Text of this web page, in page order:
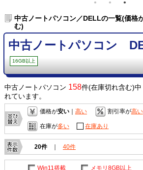
中古ノートパソコン／DELLの一覧(価格
む)
中古ノートパソコン
16GB以上
中古ノートパソコン 158件(在庫切れ含む)
れています。
価格が安い｜ 高い 割引率が高い
在庫が多い 在庫あり
20件 ｜ 40件
Win11搭載
メモリ8GB以上